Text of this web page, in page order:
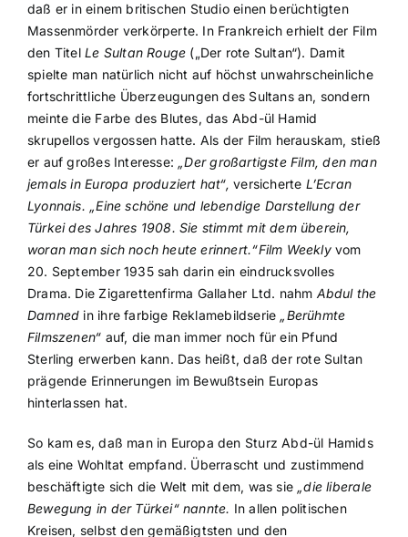
daß er in einem britischen Studio einen berüchtigten
Massenmörder verkörperte. In Frankreich erhielt der Film
den TitelLe Sultan Rouge („Der rote Sultan“). Damit
spielte man natürlich nicht auf höchst unwahrscheinliche
fortschrittliche Überzeugungen des Sultans an, sondern
meinte die Farbe des Blutes, das Abd-ül Hamid
skrupellos vergossen hatte. Als der Film herauskam, stieß
er auf großes Interesse: „Der großartigste Film, den man
jemals in Europa produziert hat“,versicherte L’Ecran
Lyonnais. „Eine schöne und lebendige Darstellung der
Türkei des Jahres 1908. Sie stimmt mit dem überein,
woran man sich noch heute erinnert.“Film Weeklyvom
20. September 1935 sah darin ein eindrucksvolles
Drama. Die Zigarettenfirma Gallaher Ltd. nahm Abdul the
Damned in ihre farbige Reklamebildserie „Berühmte
Filmszenen“ auf, die man immer noch für ein Pfund
Sterling erwerben kann. Das heißt, daß der rote Sultan
prägende Erinnerungen im Bewußtsein Europas
hinterlassen hat.
So kam es, daß man in Europa den Sturz Abd-ül Hamids
als eine Wohltat empfand. Überrascht und zustimmend
beschäftigte sich die Welt mit dem, was sie „die liberale
Bewegung in der Türkei“ nannte. In allen politischen
Kreisen, selbst den gemäßigtsten und den